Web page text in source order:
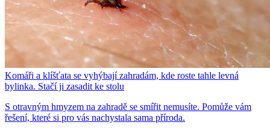
Komáři a klíšťata se vyhýbají zahradám, kde roste tahle levná
bylinka. Stačí ji zasadit ke stolu
S otravným hmyzem na zahradě se smířit nemusíte. Pomůže vám
řešení, které si pro vás nachystala sama příroda.